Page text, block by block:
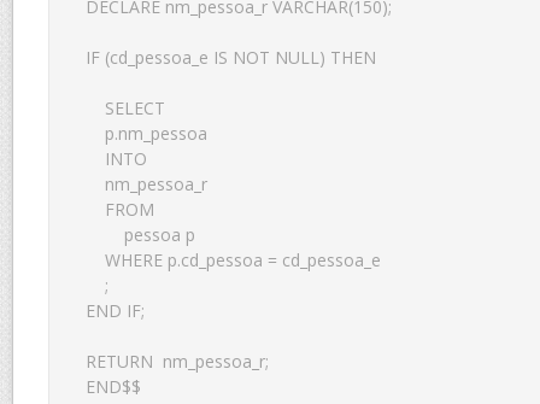
DECLARE nm_pessoa_r VARCHAR(150);
IF (cd_pessoa_e IS NOT NULL) THEN
END IF;
RETURN  nm_pessoa_r;
END$$